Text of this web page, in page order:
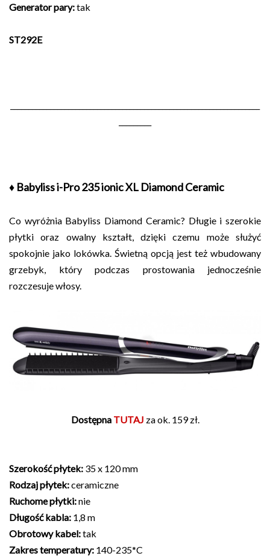
Generator pary:tak
ST292E
♦ Babyliss i-Pro 235 ionic XL Diamond Ceramic
Co wyróżnia Babyliss Diamond Ceramic? Długie i szerokie
płytki oraz owalny kształt, dzięki czemu może służyć
spokojnie jako lokówka. Świetną opcją jest też wbudowany
grzebyk, który podczas prostowania jednocześnie
rozczesuje włosy.
Dostępna TUTAJ za ok. 159 zł.
Szerokość płytek: 35 x 120 mm
Rodzaj płytek:ceramiczne
Ruchome płytki:nie
Długość kabla: 1,8 m
Obrotowy kabel:tak
Zakres temperatury: 140-235*C